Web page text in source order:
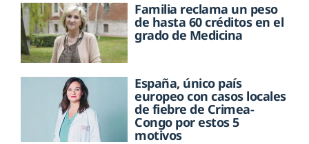
Familia reclama un peso
de hasta 60 créditos en el
grado de Medicina
España, único país
europeo con casos locales
de fiebre de Crimea-
Congo por estos 5
motivos